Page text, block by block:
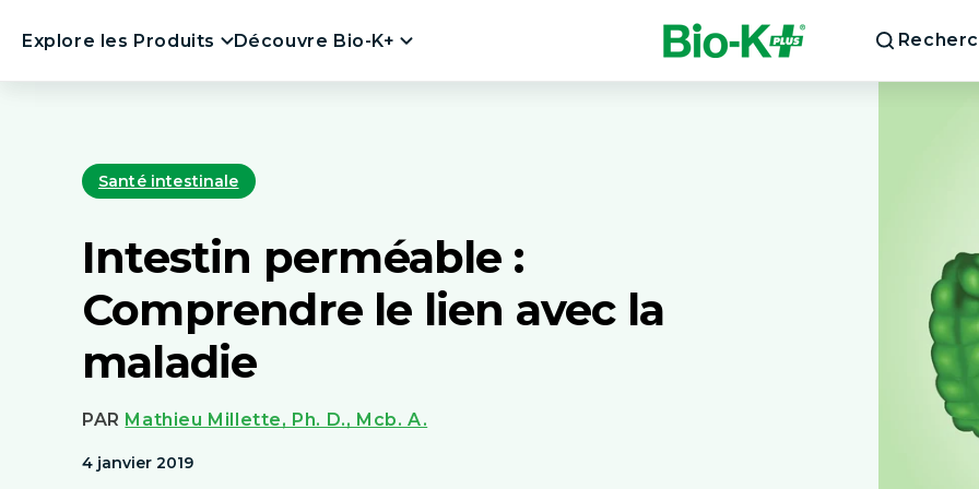
au
Explore les Produits Découvre Bio-K+
Santé intestinale
Intestin perméable :
Comprendre le lien avec la
maladie
PAR Mathieu Millette, Ph. D., Mcb. A.
4 janvier 2019